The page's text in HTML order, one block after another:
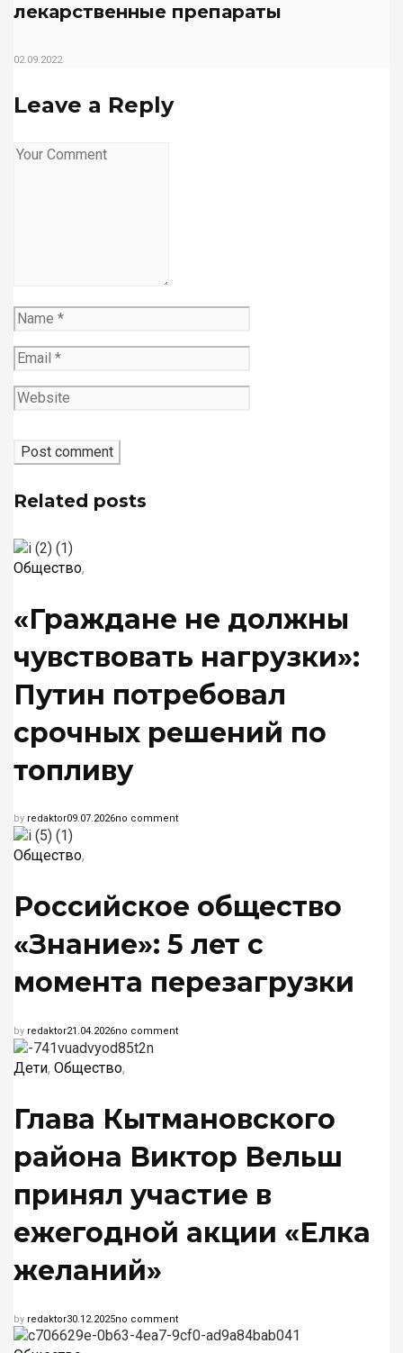
лекарственные препараты
02.09.2022
Leave a Reply
Related posts
Общество,
«Граждане не должны
чувствовать нагрузки»:
Путин потребовал
срочных решений по
топливу
by redaktor09.07.2026no comment
Общество,
Российское общество
«Знание»: 5 лет с
момента перезагрузки
by redaktor21.04.2026no comment
Дети, Общество,
Глава Кытмановского
района Виктор Вельш
принял участие в
ежегодной акции «Елка
желаний»
by redaktor30.12.2025no comment